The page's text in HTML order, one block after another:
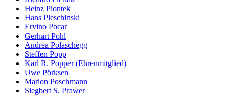
Heinz Piontek
Hans Pleschinski
Ervino Pocar
Gerhart Pohl
Andrea Polaschegg
Steffen Popp
Karl R. Popper (Ehrenmitglied)
Uwe Pörksen
Marion Poschmann
Siegbert S. Prawer